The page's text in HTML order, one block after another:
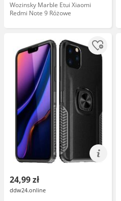
Wozinsky Marble Etui Xiaomi
Redmi Note 9 Różowe
24,99 zł
ddw24.online